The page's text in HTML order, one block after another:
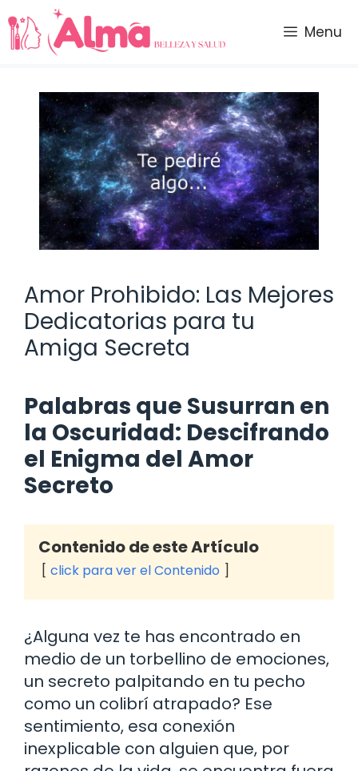
Saltar
al
contenido
Menu
Amor Prohibido: Las Mejores
Dedicatorias para tu
Amiga Secreta
Palabras que Susurran en
la Oscuridad: Descifrando
el Enigma del Amor
Secreto
Contenido de este Artículo
click para ver el Contenido
¿Alguna vez te has encontrado en
medio de un torbellino de emociones,
un secreto palpitando en tu pecho
como un colibrí atrapado? Ese
sentimiento, esa conexión
inexplicable con alguien que, por